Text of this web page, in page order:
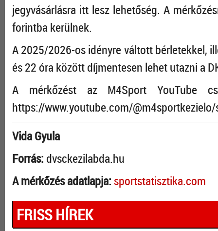
jegyvásárlásra itt lesz lehetőség. A
forintba kerülnek.
A 2025/2026-os idényre váltott bérletekkel,
és 22 óra között díjmentesen lehet utazni a
A mérkőzést az M4Sport YouTube
https://www.youtube.com/
Vida Gyula
Forrás: dvsckezilabda.hu
A mérkőzés adatlapja:sportstatisztika.com
FRISS HÍREK